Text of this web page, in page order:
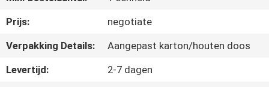
KWALITEITSCONTROLE
CONTACTEER
Prijs:
negotiate
Verpakking Details:
Aangepast karton/houten doos
Levertijd:
2-7 dagen